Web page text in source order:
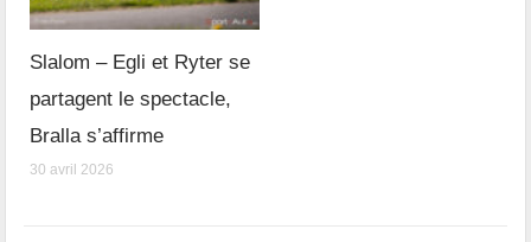
Slalom – Egli et Ryter se
partagent le spectacle,
Bralla s’affirme
30 avril 2026